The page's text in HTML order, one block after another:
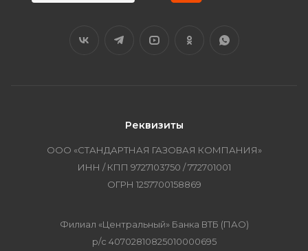
Реквизиты
ООО «СТАНДАРТНАЯ ГАЗОВАЯ КОМПАНИЯ»
ИНН / КПП 9727103750 / 772701001
ОГРН 1257700158869
Филиал «Центральный» Банка ВТБ (ПАО)
р/с 40702810825010000695